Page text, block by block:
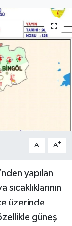
A- A+
yapılan
üzerinde
güneş